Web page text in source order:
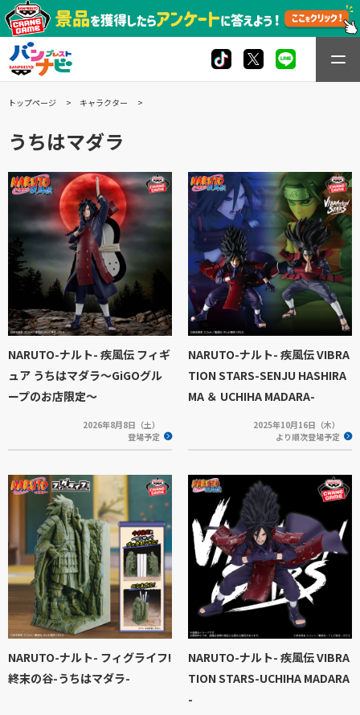
トップページ キャラクター
うちはマダラ
NARUTO-ナルト- 疾風伝 フィギ
ュア うちはマダラ～GiGOグル
ープのお店限定～
2026年8月8日（土）
登場予定
NARUTO-ナルト- 疾風伝 VIBRA
TION STARS-SENJU HASHIRA
MA ＆ UCHIHA MADARA-
2025年10月16日（木）
より順次登場予定
NARUTO-ナルト- フィグライフ!
終末の谷-うちはマダラ-
NARUTO-ナルト- 疾風伝 VIBRA
TION STARS-UCHIHA MADARA
-